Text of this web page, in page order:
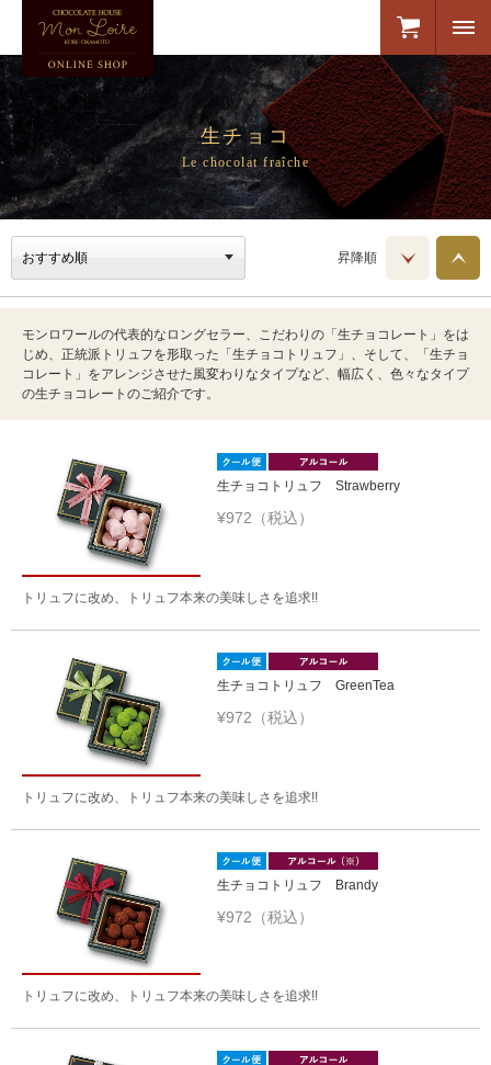
生チョコ
Le chocolat fraîche
昇降順
モンロワールの代表的なロングセラー、こだわりの「生チョコレート」をは
じめ、正統派トリュフを形取った「生チョコトリュフ」、そして、「生チョ
コレート」をアレンジさせた風変わりなタイプなど、幅広く、色々なタイプ
の生チョコレートのご紹介です。
生チョコトリュフ Strawberry
¥972（税込）
トリュフに改め、トリュフ本来の美味しさを追求!!
生チョコトリュフ GreenTea
¥972（税込）
トリュフに改め、トリュフ本来の美味しさを追求!!
生チョコトリュフ Brandy
¥972（税込）
トリュフに改め、トリュフ本来の美味しさを追求!!